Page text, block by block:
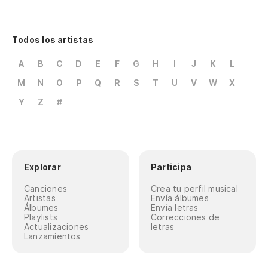
Todos los artistas
A B C D E F G H I J K
L
M
N O P Q R S T U V W
X
Y
Z #
Explorar
Canciones
Artistas
Álbumes
Playlists
Actualizaciones
Lanzamientos
Participa
Crea tu perfil musical
Envía álbumes
Envía letras
Correcciones de
letras